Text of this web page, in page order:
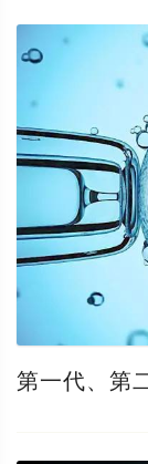
第一代、第